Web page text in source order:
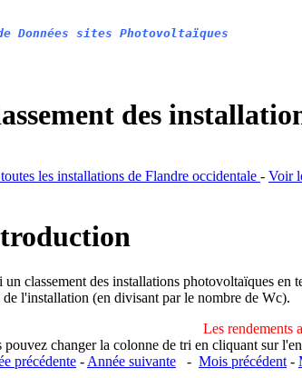
Données sites Photovoltaïques
des
les installations de Flandre occidentale - Voir
un classement des installations photovoltaïques
de l'installation (en divisant par le nombre de Wc).
Les rendements
pouvez changer la colonne de tri en cliquant sur
précédente - Année suivante - Mois précédent -